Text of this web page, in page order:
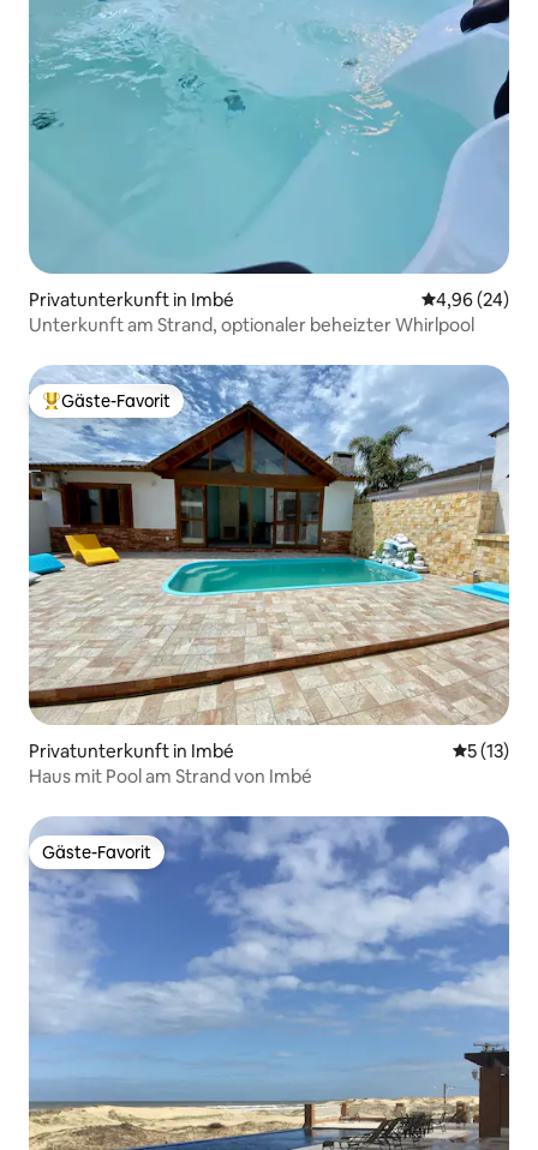
Privatunterkunft in Imbé
4,96 (24)
Unterkunft am Strand, optionaler beheizter Whirlpool
Beliebter Gäste-Favorit.
Gäste-Favorit
Privatunterkunft in Imbé
5 (13)
Haus mit Pool am Strand von Imbé
Gäste-Favorit
Gäste-Favorit